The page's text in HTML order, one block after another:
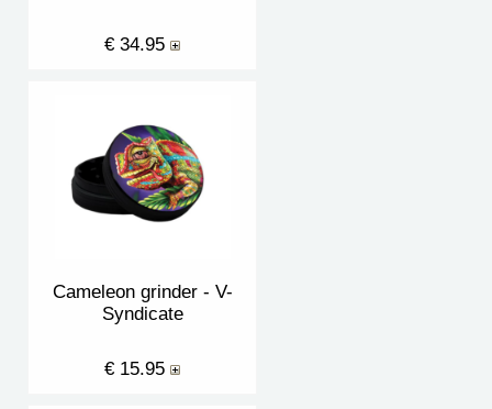
€ 34.95
Cameleon grinder - V-
Syndicate
€ 15.95